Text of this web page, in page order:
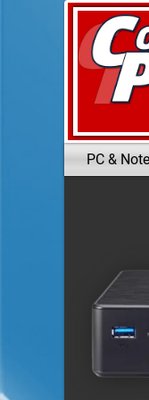
Zum Inhalt springen
PC &